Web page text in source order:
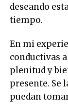
deseando
tiempo.
En mi
conductivas
plenitud y
presente. Se
puedan